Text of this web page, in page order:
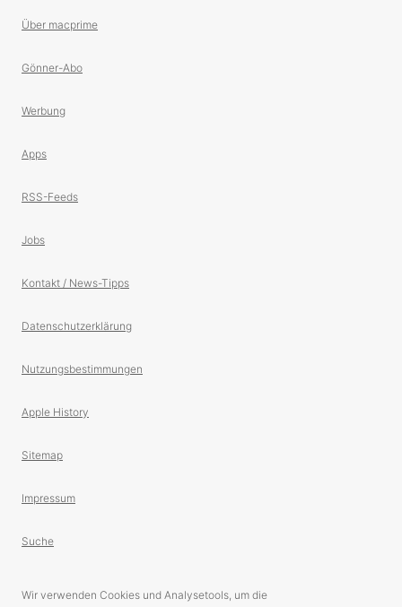
Über macprime
Gönner-Abo
Werbung
Apps
RSS-Feeds
Jobs
Kontakt / News-Tipps
Datenschutzerklärung
Nutzungsbestimmungen
Apple History
Sitemap
Impressum
Suche
Wir verwenden Cookies und Analysetools, um die